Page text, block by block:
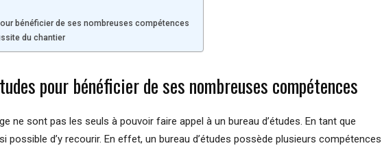
bénéficier de ses nombreuses compétences
du chantier
pour bénéficier de ses nombreuses compétences
ne sont pas les seuls à pouvoir faire appel à un bureau d’études. En tant que
possible d’y recourir. En effet, un bureau d’études possède plusieurs compétences